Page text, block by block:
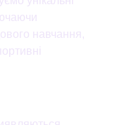
навчання,